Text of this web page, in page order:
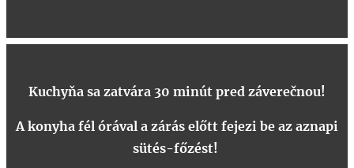
Kuchyňa sa zatvára 30 minút pred záverečnou!
A konyha fél órával a zárás előtt fejezi be az aznapi
sütés-főzést!